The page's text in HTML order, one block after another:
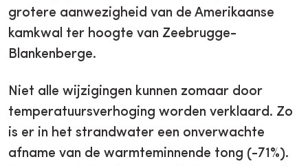
grotere aanwezigheid van de Amerikaanse
kamkwal ter hoogte van Zeebrugge-
Blankenberge.
Niet alle wijzigingen kunnen zomaar door
temperatuursverhoging worden verklaard. Zo
is er in het strandwater een onverwachte
afname van de warmteminnende tong (-71%).